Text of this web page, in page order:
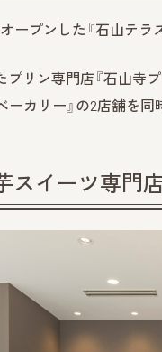
ープンした『石山テラ
リン専門店『石山寺
カリー』の2店舗を同
イーツ専門